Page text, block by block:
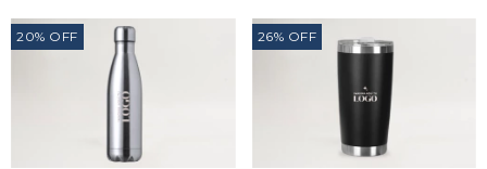
20% OFF 26% OFF